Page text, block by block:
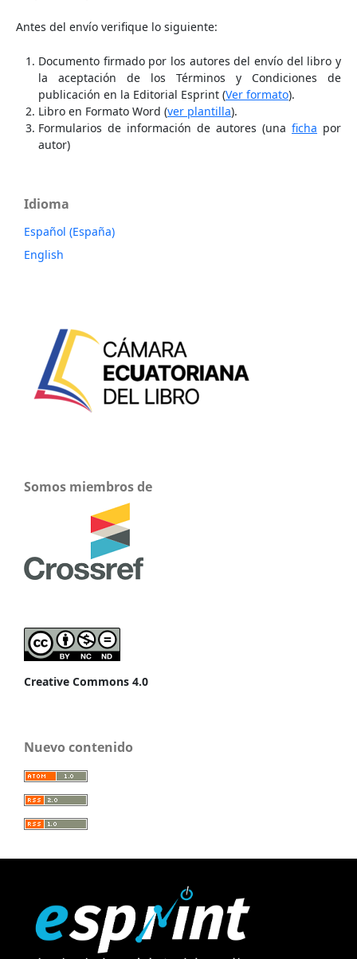
Antes del envío verifique lo siguiente:
Documento firmado por los autores del envío del libro y
la aceptación de los Términos y Condiciones de
publicación en la Editorial Esprint (Ver formato).
Libro en Formato Word (ver plantilla).
Formularios de información de autores (unaficha por
autor)
Idioma
Español (España)
English
Somos miembros de
Creative Commons 4.0
Nuevo contenido